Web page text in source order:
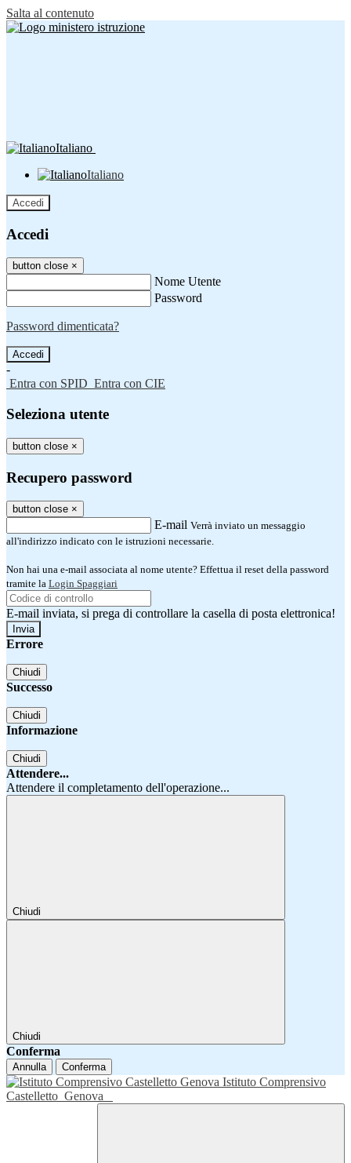
Salta al contenuto
Italiano
Italiano
Accedi
Accedi
button close ×
Nome Utente
Password
Password dimenticata?
-
Entra con SPID Entra con CIE
Seleziona utente
button close ×
Recupero password
button close ×
E-mail Verrà inviato un messaggio
all'indirizzo indicato con le istruzioni necessarie.
Non hai una e-mail associata al nome utente? Effettua il reset della password
tramite la Login Spaggiari
E-mail inviata, si prega di controllare la casella di posta elettronica!
Errore
Chiudi
Successo
Chiudi
Informazione
Chiudi
Attendere...
Attendere il completamento dell'operazione...
Chiudi
Chiudi
Conferma
Annulla Conferma
Istituto Comprensivo
Castelletto Genova